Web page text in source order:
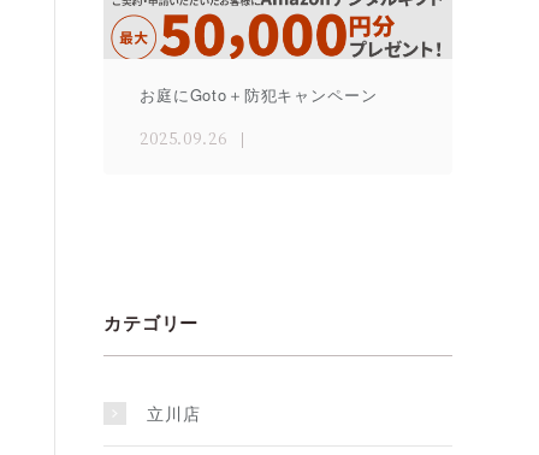
お庭にGoto＋防犯キャンペーン
2025.09.26
カテゴリー
立川店